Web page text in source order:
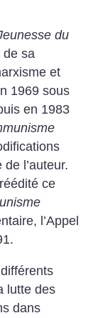
du
de sa
et
1969 sous
en 1983
l’auteur.
ce
l’Appel
lutte des
dans